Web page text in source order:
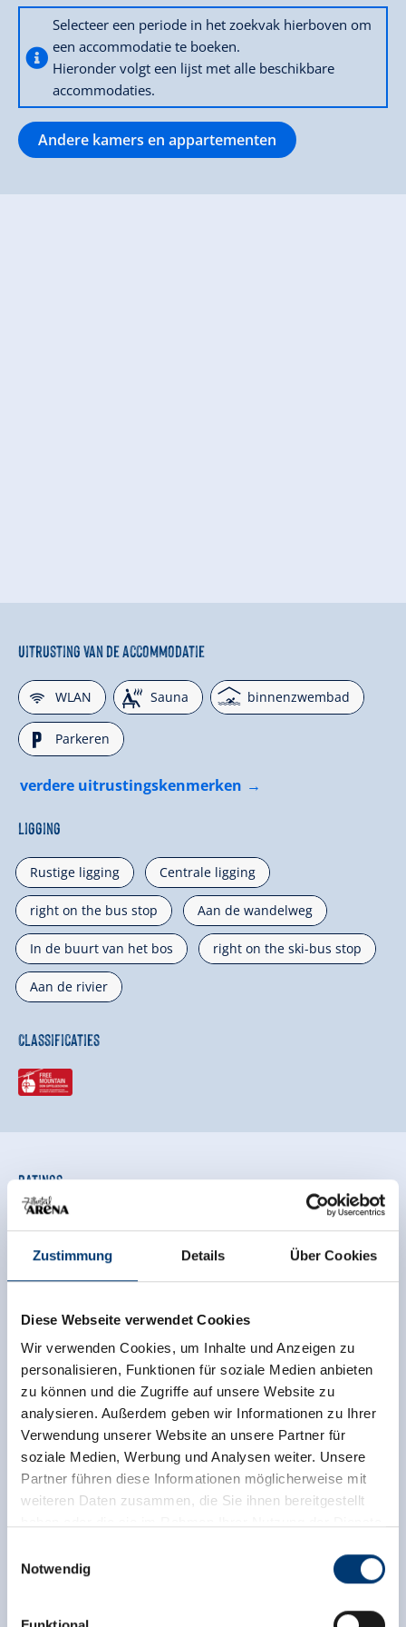
Zustimmung Details Über Cookies
Diese Webseite verwendet Cookies
Wir verwenden Cookies, um Inhalte und Anzeigen zu
personalisieren, Funktionen für soziale Medien anbieten
zu können und die Zugriffe auf unsere Website zu
analysieren. Außerdem geben wir Informationen zu Ihrer
Verwendung unserer Website an unsere Partner für
soziale Medien, Werbung und Analysen weiter. Unsere
Partner führen diese Informationen möglicherweise mit
weiteren Daten zusammen, die Sie ihnen bereitgestellt
Notwendig
Selecteer een periode in het zoekvak hierboven om
een accommodatie te boeken.
Hieronder volgt een lijst met alle beschikbare
accommodaties.
Andere kamers en appartementen
Uitrusting van de accommodatie
🜉WLAN 🗔Sauna 🅤binnenzwembad
🐈Parkeren
verdere uitrustingskenmerken
Ligging
Rustige ligging Centrale ligging
right on the bus stop Aan de wandelweg
In de buurt van het bos right on the ski-bus stop
Aan de rivier
Classificaties
Ratings
Onafhankelijke beoordelingen van de andere
bronnen. TrustYou verzamelt deze beoordelingen en
berekent een gemiddelde van de
beoordelingsresultaten.